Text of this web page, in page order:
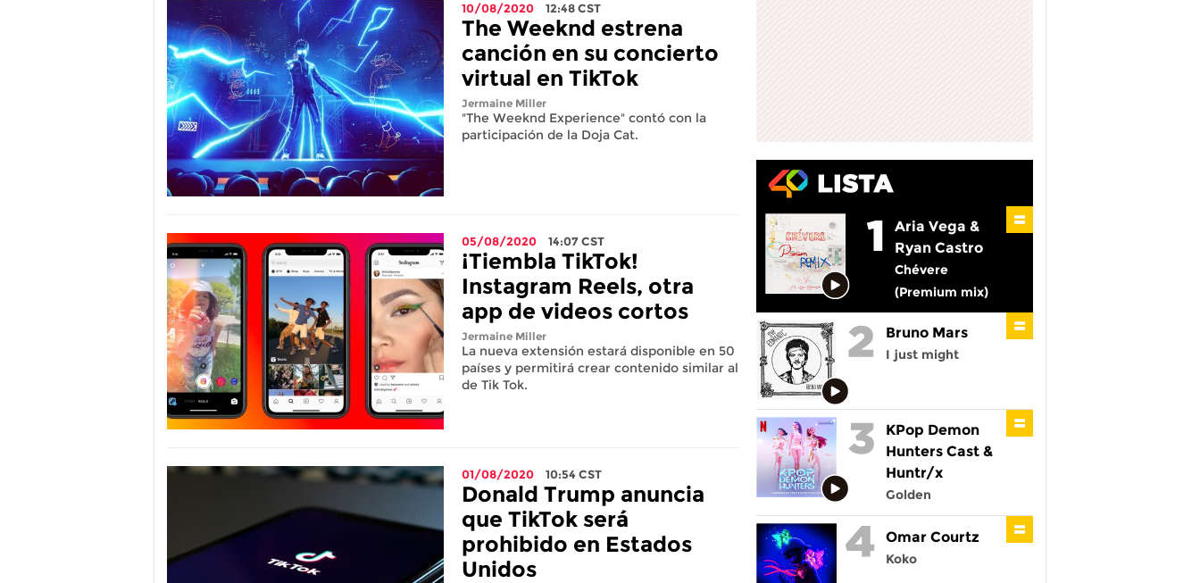
10/08/2020 12:48CST
The Weeknd estrena
canción en su concierto
virtual en TikTok
Jermaine Miller
"The Weeknd Experience" contó con la
participación de la Doja Cat.
05/08/2020 14:07CST
¡Tiembla TikTok!
Instagram Reels, otra
app de videos cortos
Jermaine Miller
La nueva extensión estará disponible en 50
países y permitirá crear contenido similar al
de Tik Tok.
01/08/2020 10:54 CST
Donald Trump anuncia
que TikTok será
prohibido en Estados
Unidos
Aria Vega &
Ryan Castro
Chévere
(Premium mix)
Bruno Mars
I just might
KPop Demon
Hunters Cast &
Huntr/x
Golden
Omar Courtz
Koko